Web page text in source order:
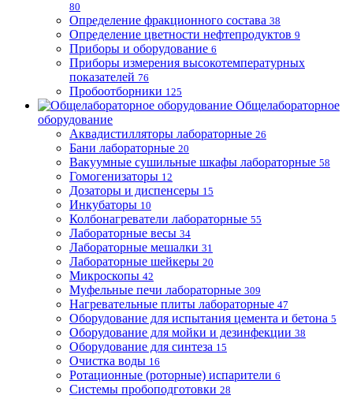
80
Определение фракционного состава 38
Определение цветности нефтепродуктов 9
Приборы и оборудование 6
Приборы измерения высокотемпературных
показателей 76
Пробоотборники 125
Общелабораторное
оборудование
Аквадистилляторы лабораторные 26
Бани лабораторные 20
Вакуумные сушильные шкафы лабораторные 58
Гомогенизаторы 12
Дозаторы и диспенсеры 15
Инкубаторы 10
Колбонагреватели лабораторные 55
Лабораторные весы 34
Лабораторные мешалки 31
Лабораторные шейкеры 20
Микроскопы 42
Муфельные печи лабораторные 309
Нагревательные плиты лабораторные 47
Оборудование для испытания цемента и бетона 5
Оборудование для мойки и дезинфекции 38
Оборудование для синтеза 15
Очистка воды 16
Ротационные (роторные) испарители 6
Системы пробоподготовки 28